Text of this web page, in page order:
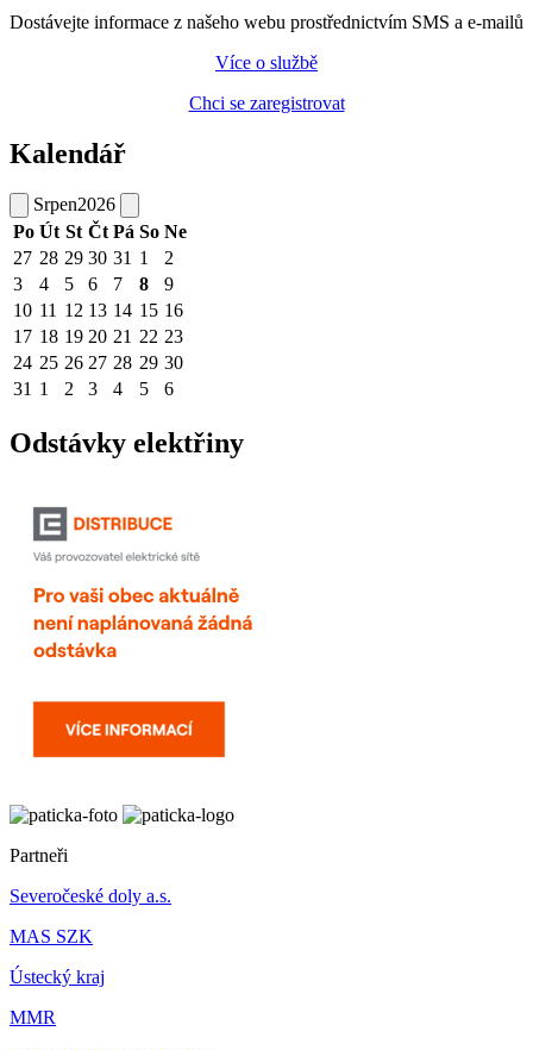
Dostávejte informace z našeho webu prostřednictvím SMS a e-mailů
Více o službě
Chci se zaregistrovat
Kalendář
Srpen2026
Po Út St Čt Pá So Ne
27 28 29 30 31 1
2
3
4 5 6 7 8
9
10 11 12 13 14 15 16
17 18 19 20 21 22 23
24 25 26 27 28 29 30
31 1 2 3 4 5 6
Odstávky elektřiny
Partneři
Severočeské doly a.s.
MAS SZK
Ústecký kraj
MMR